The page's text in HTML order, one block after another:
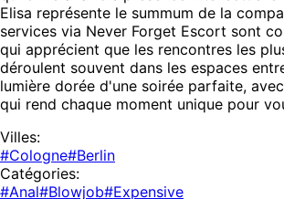
Elisa représente le summum de la
services via Never Forget Escort sont
qui apprécient que les rencontres les
déroulent souvent dans les espaces
lumière dorée d'une soirée parfaite,
qui rend chaque moment unique pour
Villes:
#Cologne#Berlin
Catégories:
#Anal#Blowjob#Expensive